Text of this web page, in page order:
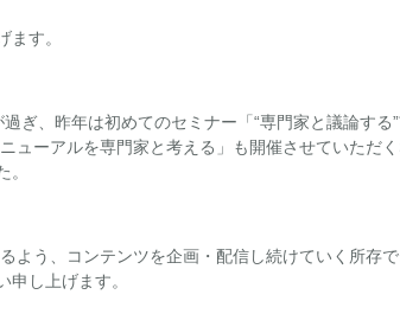
す。
ぎ、昨年は初めてのセミナー「“専門家と議論する
ューアルを専門家と考える」も開催させていただく
よう、コンテンツを企画・配信し続けていく所存で
し上げます。